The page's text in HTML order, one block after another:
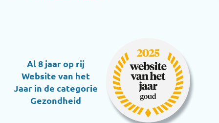
Al 8 jaar op rij
Website van het
Jaar in de categorie
Gezondheid